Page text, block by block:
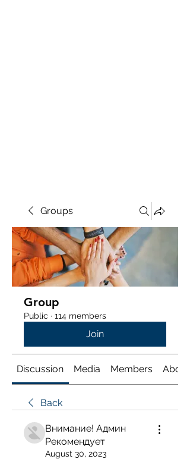
Groups
Group
Public · 114 members
Join
Discussion Media Members About
Back
Внимание! Админ
Рекомендует
August 30, 2023